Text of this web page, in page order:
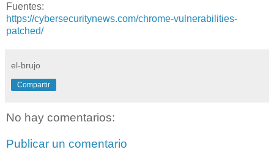
Fuentes:
https://cybersecuritynews.com/chrome-vulnerabilities-
patched/
el-brujo
Compartir
No hay comentarios:
Publicar un comentario